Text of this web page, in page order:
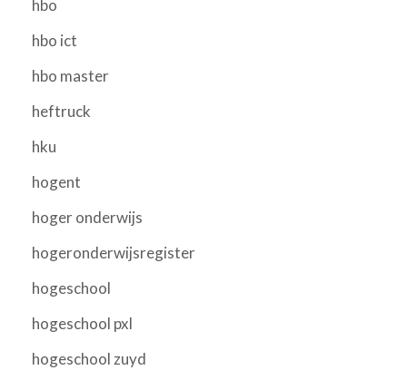
hbo
hbo ict
hbo master
heftruck
hku
hogent
hoger onderwijs
hogeronderwijsregister
hogeschool
hogeschool pxl
hogeschool zuyd